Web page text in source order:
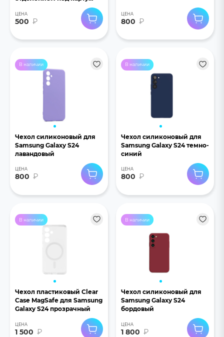
ЦЕНА
500 ₽
ЦЕНА
800 ₽
В наличии
Чехол силиконовый для
Samsung Galaxy S24
лавандовый
ЦЕНА
800 ₽
В наличии
Чехол силиконовый для
Samsung Galaxy S24 темно-
синий
ЦЕНА
800 ₽
В наличии
Чехол пластиковый Clear
Case MagSafe для Samsung
Galaxy S24 прозрачный
ЦЕНА
1 500 ₽
В наличии
Чехол силиконовый для
Samsung Galaxy S24
бордовый
ЦЕНА
1 800 ₽